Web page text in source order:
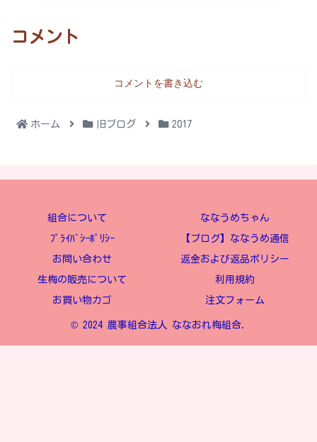
コメント
コメントを書き込む
ホーム 旧ブログ 2017
組合について ななうめちゃん
ﾌﾟﾗｲﾊﾞｼｰﾎﾟﾘｼｰ 【ブログ】ななうめ通信
お問い合わせ 返金および返品ポリシー
生梅の販売について 利用規約
お買い物カゴ 注文フォーム
© 2024 農事組合法人 ななおれ梅組合.